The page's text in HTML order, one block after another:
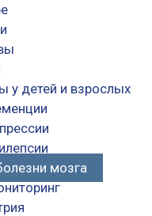
у детей и взрослых
мозга